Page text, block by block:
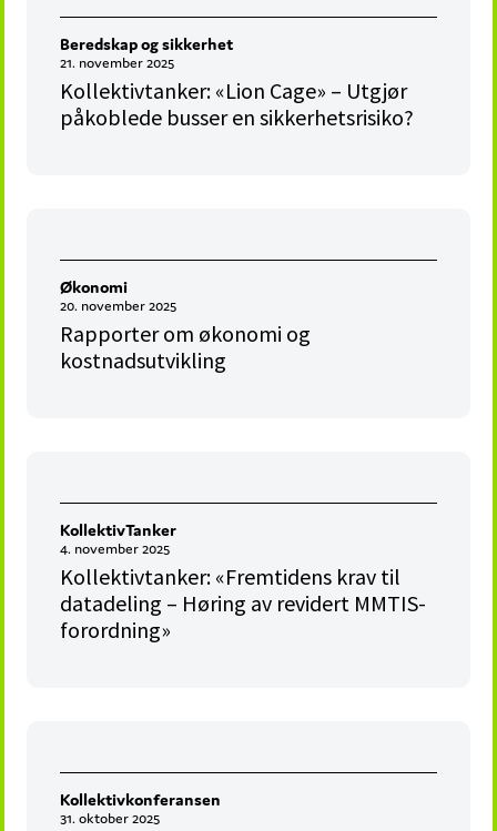
Beredskap og sikkerhet
21. november 2025
Kollektivtanker: «Lion Cage» – Utgjør
påkoblede busser en sikkerhetsrisiko?
Økonomi
20. november 2025
Rapporter om økonomi og
kostnadsutvikling
KollektivTanker
4. november 2025
Kollektivtanker: «Fremtidens krav til
datadeling – Høring av revidert MMTIS-
forordning»
Kollektivkonferansen
31. oktober 2025